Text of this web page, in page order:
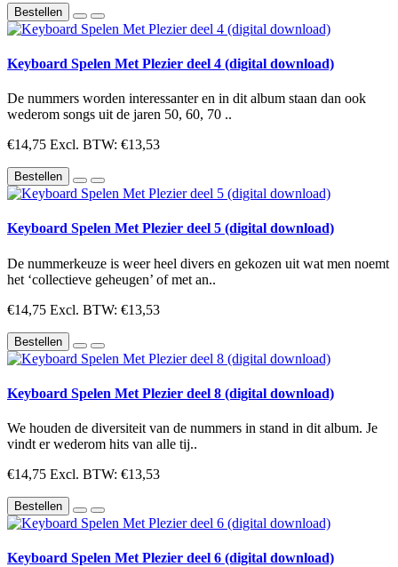
Bestellen
Keyboard Spelen Met Plezier deel 4 (digital download)
De nummers worden interessanter en in dit album staan dan ook
wederom songs uit de jaren 50, 60, 70 ..
€14,75 Excl. BTW: €13,53
Bestellen
Keyboard Spelen Met Plezier deel 5 (digital download)
De nummerkeuze is weer heel divers en gekozen uit wat men noemt
het ‘collectieve geheugen’ of met an..
€14,75 Excl. BTW: €13,53
Bestellen
Keyboard Spelen Met Plezier deel 8 (digital download)
We houden de diversiteit van de nummers in stand in dit album. Je
vindt er wederom hits van alle tij..
€14,75 Excl. BTW: €13,53
Bestellen
Keyboard Spelen Met Plezier deel 6 (digital download)